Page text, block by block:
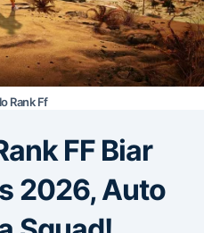
Rank Ff
FF Biar
2026, Auto